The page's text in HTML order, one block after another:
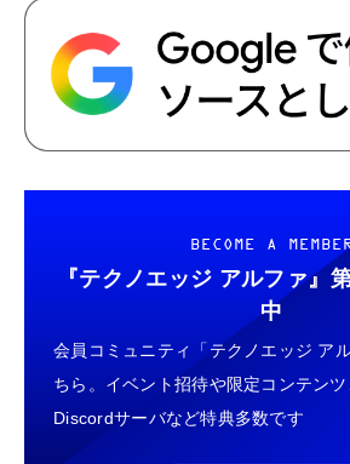
BECOME A
『テクノエッジ アルファ』
中
会員コミュニティ「テクノエッジ ア
ちら。イベント招待や限定コンテン
Discordサーバなど特典多数です